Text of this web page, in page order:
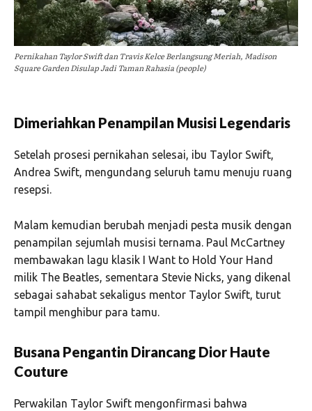
Pernikahan Taylor Swift dan Travis Kelce Berlangsung Meriah, Madison
Square Garden Disulap Jadi Taman Rahasia (people)
Dimeriahkan Penampilan Musisi Legendaris
Setelah prosesi pernikahan selesai, ibu Taylor Swift,
Andrea Swift, mengundang seluruh tamu menuju ruang
resepsi.
Malam kemudian berubah menjadi pesta musik dengan
penampilan sejumlah musisi ternama. Paul McCartney
membawakan lagu klasik
I Want to Hold Your Hand
milik The Beatles, sementara Stevie Nicks, yang dikenal
sebagai sahabat sekaligus mentor Taylor Swift, turut
tampil menghibur para tamu.
Busana Pengantin Dirancang Dior Haute
Couture
Perwakilan Taylor Swift mengonfirmasi bahwa